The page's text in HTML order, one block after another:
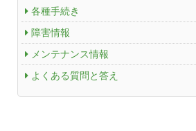
各種手続き
障害情報
メンテナンス情報
よくある質問と答え